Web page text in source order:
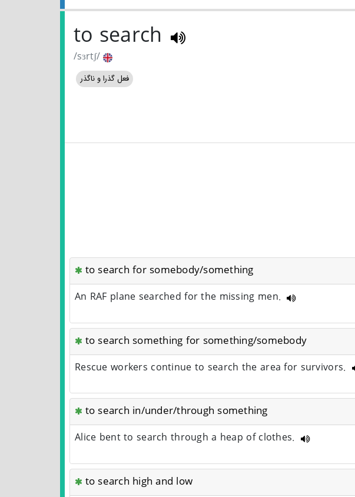
to search
/sɜrtʃ/
فعل گذرا و ناگذر
to search for somebody/something
An RAF plane searched for the missing men.
to search something for something/somebody
Rescue workers continue to search the area for survivors.
to search in/under/through something
Alice bent to search through a heap of clothes.
to search high and low